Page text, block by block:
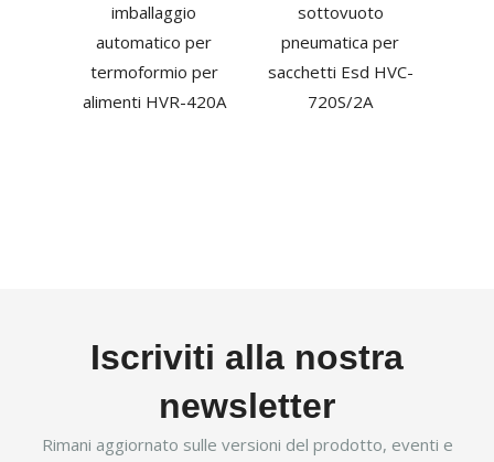
imballaggio
automatico per
termoformio per
alimenti HVR-420A
sottovuoto
pneumatica per
sacchetti Esd HVC-
720S/2A
Iscriviti alla nostra
newsletter
Rimani aggiornato sulle versioni del prodotto, eventi e